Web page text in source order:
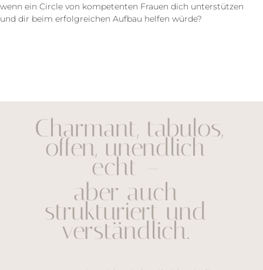
wenn ein Circle von kompetenten Frauen dich unterstützen
und dir beim erfolgreichen Aufbau helfen würde?
Charmant, tabulos,
offen, unendlich
echt –
aber auch
strukturiert und
verständlich.